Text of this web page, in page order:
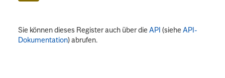
Sie können dieses Register auch über dieAPI (sieheAPI-
Dokumentation) abrufen.